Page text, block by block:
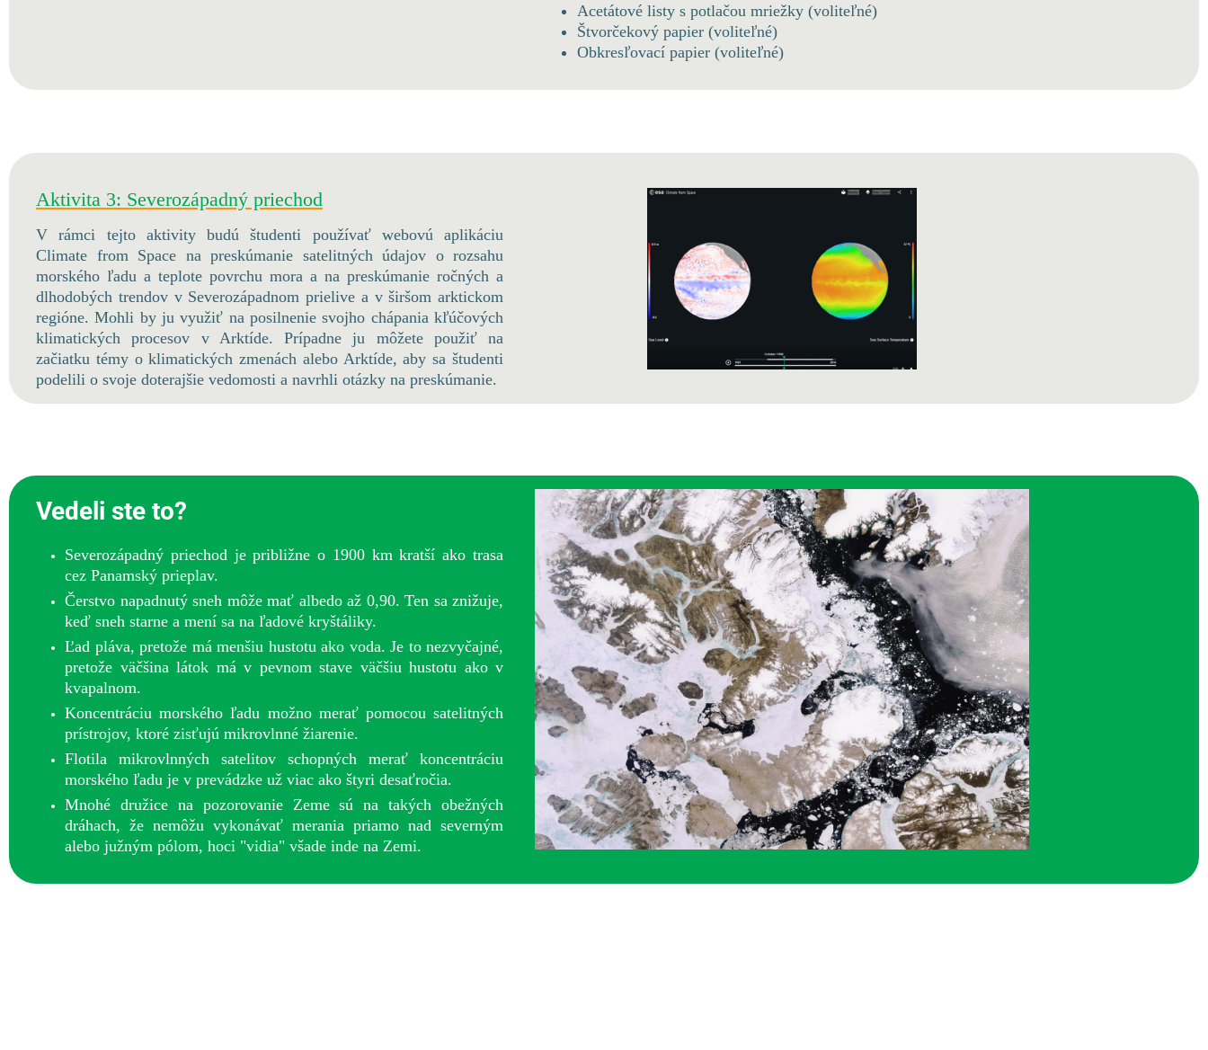
Acetátové listy s potlačou mriežky (voliteľné)
Štvorčekový papier (voliteľné)
Obkresľovací papier (voliteľné)
Aktivita 3: Severozápadný priechod
V rámci tejto aktivity budú študenti používať webovú aplikáciu
Climate from Space na preskúmanie satelitných údajov o rozsahu
morského ľadu a teplote povrchu mora a na preskúmanie ročných a
dlhodobých trendov v Severozápadnom prielive a v širšom arktickom
regióne. Mohli by ju využiť na posilnenie svojho chápania kľúčových
klimatických procesov v Arktíde. Prípadne ju môžete použiť na
začiatku témy o klimatických zmenách alebo Arktíde, aby sa študenti
podelili o svoje doterajšie vedomosti a navrhli otázky na preskúmanie.
Vedeli ste to?
Severozápadný priechod je približne o 1900 km kratší ako trasa
cez Panamský prieplav.
Čerstvo napadnutý sneh môže mať albedo až 0,90. Ten sa znižuje,
keď sneh starne a mení sa na ľadové kryštáliky.
Ľad pláva, pretože má menšiu hustotu ako voda. Je to nezvyčajné,
pretože väčšina látok má v pevnom stave väčšiu hustotu ako v
kvapalnom.
Koncentráciu morského ľadu možno merať pomocou satelitných
prístrojov, ktoré zisťujú mikrovlnné žiarenie.
Flotila mikrovlnných satelitov schopných merať koncentráciu
morského ľadu je v prevádzke už viac ako štyri desaťročia.
Mnohé družice na pozorovanie Zeme sú na takých obežných
dráhach, že nemôžu vykonávať merania priamo nad severným
alebo južným pólom, hoci "vidia" všade inde na Zemi.